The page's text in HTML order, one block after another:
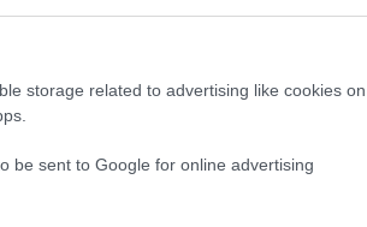
storage related to advertising like cookies on
be sent to Google for online advertising
los clientes interactúan con
en tiempo real. Por
audiencia. ¿No es